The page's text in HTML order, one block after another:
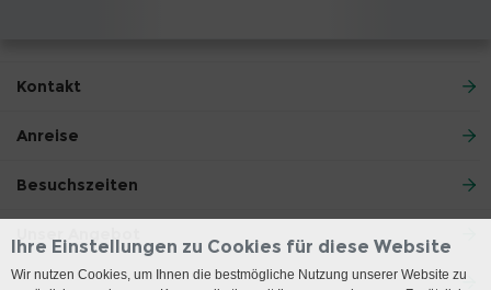
Kontakt
Anreise
Besuchszeiten
Ihre Einstellungen zu Cookies für diese Website
Wir nutzen Cookies, um Ihnen die bestmögliche Nutzung unserer Website zu